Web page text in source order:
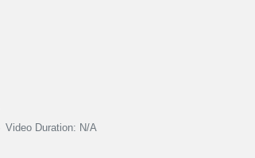
Video Duration: N/A